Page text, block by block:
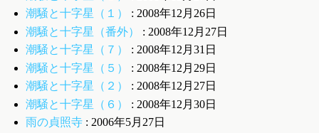
潮騒と十字星（１）
: 2008年12月26日
潮騒と十字星（番外）
: 2008年12月27日
潮騒と十字星（７）
: 2008年12月31日
潮騒と十字星（５）
: 2008年12月29日
潮騒と十字星（２）
: 2008年12月27日
潮騒と十字星（６）
: 2008年12月30日
雨の貞照寺: 2006年5月27日